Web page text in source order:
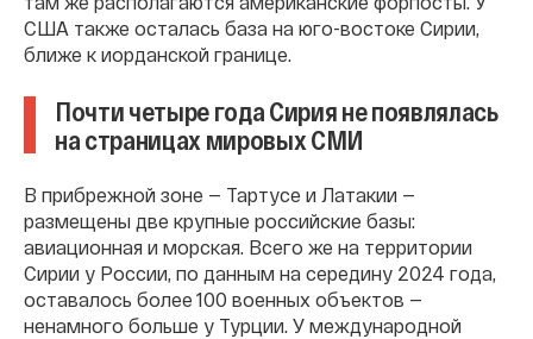
США также осталась база на юго-востоке Сирии,
ближе к иорданской границе.
Почти четыре года Сирия не появлялась
на страницах мировых СМИ
В прибрежной зоне — Тартусе и Латакии —
размещены две крупные российские базы:
авиационная и морская. Всего же на территории
Сирии у России, по данным на середину 2024 года,
оставалось более 100 военных объектов —
ненамного больше у Турции. У международной